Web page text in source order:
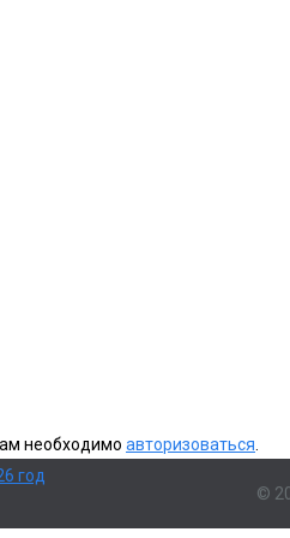
год
необходимо авторизоваться.
©